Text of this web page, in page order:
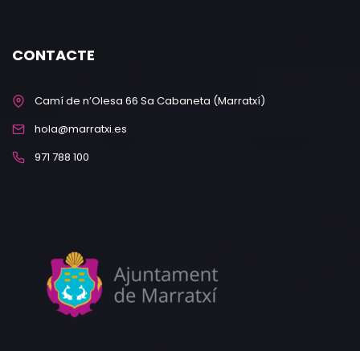
CONTACTE
Camí de n’Olesa 66 Sa Cabaneta (Marratxí)
hola@marratxi.es
971 788 100